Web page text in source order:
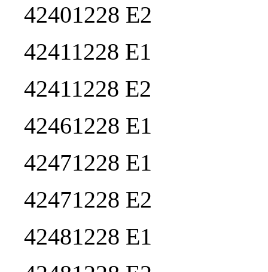
42401228 E2
42411228 E1
42411228 E2
42461228 E1
42471228 E1
42471228 E2
42481228 E1